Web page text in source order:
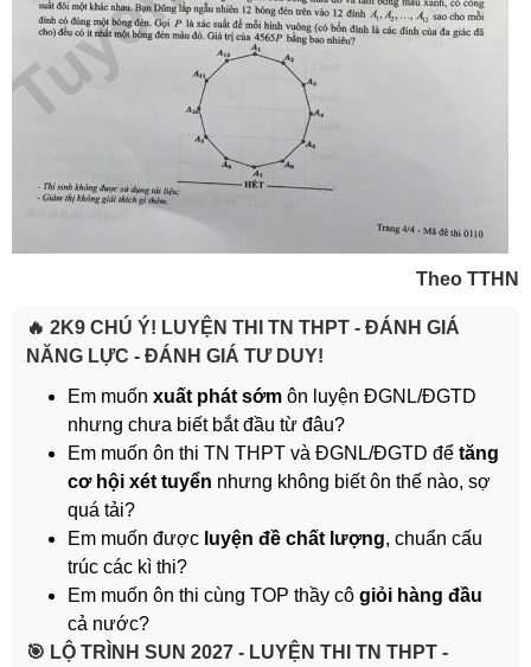
Theo TTHN
🔥 2K9 CHÚ Ý! LUYỆN THI TN THPT - ĐÁNH GIÁ
NĂNG LỰC - ĐÁNH GIÁ TƯ DUY!
Em muốn xuất phát sớm ôn luyện ĐGNL/ĐGTD
nhưng chưa biết bắt đầu từ đâu?
Em muốn ôn thi TN THPT và ĐGNL/ĐGTD để tăng
cơ hội xét tuyển nhưng không biết ôn thế nào, sợ
quá tải?
Em muốn được luyện đề chất lượng, chuẩn cấu
trúc các kì thi?
Em muốn ôn thi cùng TOP thầy cô giỏi hàng đầu
cả nước?
️🎯 LỘ TRÌNH SUN 2027 - LUYỆN THI TN THPT -